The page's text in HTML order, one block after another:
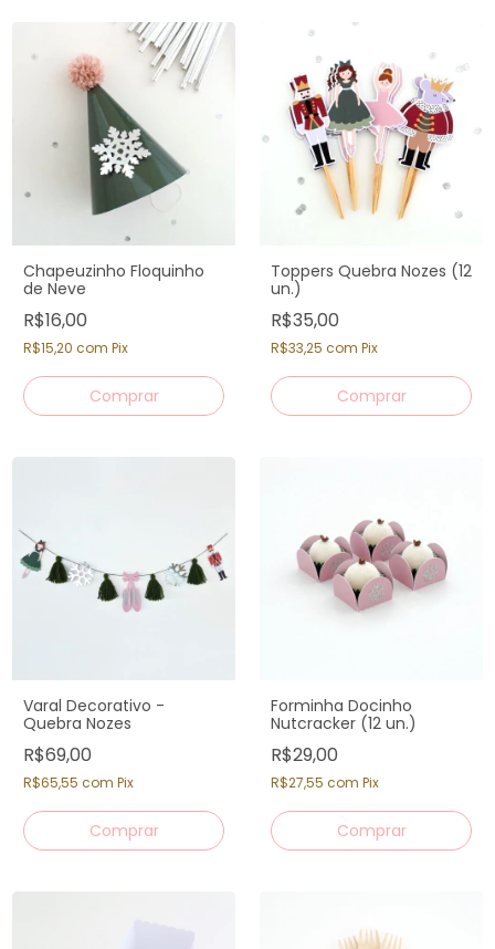
Chapeuzinho Floquinho
de Neve
R$16,00
R$15,20 com Pix
Toppers Quebra Nozes (12
un.)
R$35,00
R$33,25 com Pix
Varal Decorativo -
Quebra Nozes
R$69,00
R$65,55 com Pix
Forminha Docinho
Nutcracker (12 un.)
R$29,00
R$27,55 com Pix